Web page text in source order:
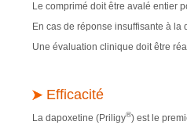
Le comprimé doit être avalé entier
En cas de réponse insuffisante à
Une évaluation clinique doit être
Efficacité
La dapoxetine (Priligy®) est le